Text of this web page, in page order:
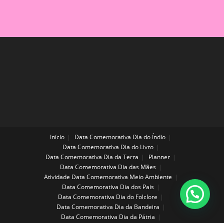
Início
Data Comemorativa Dia do Índio
Data Comemorativa Dia do Livro
Data Comemorativa Dia da Terra
Planner
Data Comemorativa Dia das Mães
Atividade Data Comemorativa Meio Ambiente
Data Comemorativa Dia dos Pais
Data Comemorativa Dia do Folclore
Data Comemorativa Dia da Bandeira
Data Comemorativa Dia da Pátria